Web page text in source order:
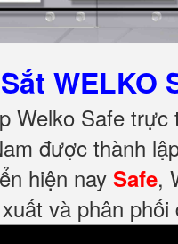
WELKO
Welko Safe
được thành
hiện nay Safe,
và phân